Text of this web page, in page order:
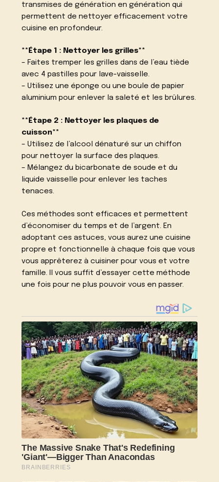
transmises de génération en génération qui
permettent de nettoyer efficacement votre
cuisine en profondeur.
**Étape 1 : Nettoyer les grilles**
– Faites tremper les grilles dans de l’eau tiède
avec 4 pastilles pour lave-vaisselle.
– Utilisez une éponge ou une boule de papier
aluminium pour enlever la saleté et les brûlures.
**Étape 2 : Nettoyer les plaques de
cuisson**
– Utilisez de l’alcool dénaturé sur un chiffon
pour nettoyer la surface des plaques.
– Mélangez du bicarbonate de soude et du
liquide vaisselle pour enlever les taches
tenaces.
Ces méthodes sont efficaces et permettent
d’économiser du temps et de l’argent. En
adoptant ces astuces, vous aurez une cuisine
propre et fonctionnelle à chaque fois que vous
vous apprêterez à cuisiner pour vous et votre
famille. Il vous suffit d’essayer cette méthode
une fois pour ne plus pouvoir vous en passer.